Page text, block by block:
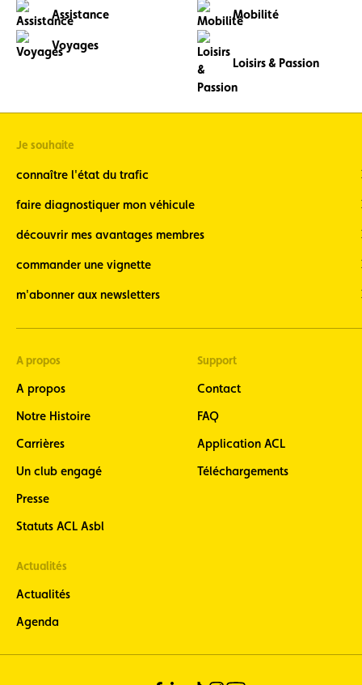
Assistance Mobilité
Voyages
Loisirs & Passion
Je souhaite
connaître l'état du trafic
faire diagnostiquer mon véhicule
découvrir mes avantages membres
commander une vignette
m'abonner aux newsletters
A propos
A propos
Notre Histoire
Carrières
Un club engagé
Presse
Statuts ACL Asbl
Support
Contact
FAQ
Application ACL
Téléchargements
Actualités
Actualités
Agenda